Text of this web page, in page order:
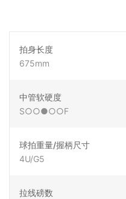
拍身长度
675mm
中管软硬度
S○○●○○F
球拍重量/握柄尺寸
4U/G5
拉线磅数